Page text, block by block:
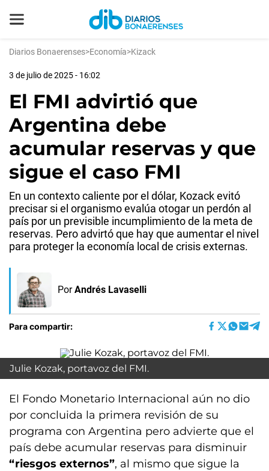
Diarios Bonaerenses>Economía>Kizack
3 de julio de 2025 - 16:02
El FMI advirtió que
Argentina debe
acumular reservas y que
sigue el caso FMI
En un contexto caliente por el dólar, Kozack evitó
precisar si el organismo evalúa otogar un perdón al
país por un previsible incumplimiento de la meta de
reservas. Pero advirtó que hay que aumentar el nivel
para proteger la economía local de crisis externas.
Por Andrés Lavaselli
Para compartir:
Julie Kozak, portavoz del FMI.
El Fondo Monetario Internacional aún no dio
por concluida la primera revisión de su
programa con Argentina pero advierte que el
país debe acumular reservas para disminuir
“riesgos externos”, al mismo que sigue la